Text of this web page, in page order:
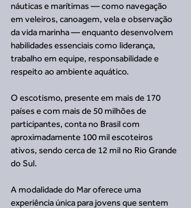
náuticas e marítimas — como navegação
em veleiros, canoagem, vela e observação
da vida marinha — enquanto desenvolvem
habilidades essenciais como liderança,
trabalho em equipe, responsabilidade e
respeito ao ambiente aquático.
O escotismo, presente em mais de 170
países e com mais de 50 milhões de
participantes, conta no Brasil com
aproximadamente 100 mil escoteiros
ativos, sendo cerca de 12 mil no Rio Grande
do Sul.
A modalidade do Mar oferece uma
experiência única para jovens que sentem